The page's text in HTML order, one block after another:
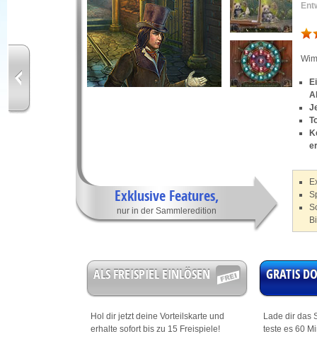
Exklusive Features,
nur in der Sammleredition
ALS FREISPIEL EINLÖSEN
Hol dir jetzt deine Vorteilskarte und
erhalte sofort bis zu 15 Freispiele!
GRATIS
Lade dir das
teste es 60